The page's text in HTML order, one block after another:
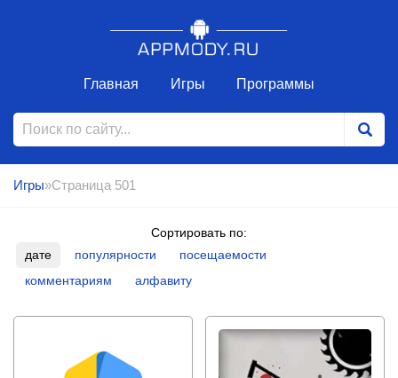
Главная Игры Программы
Игры»Страница 501
Сортировать по:
дате
популярности
посещаемости
комментариям
алфавиту